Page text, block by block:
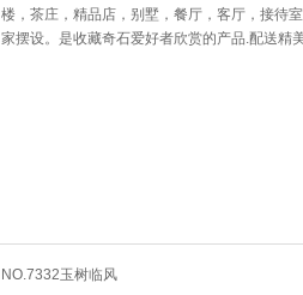
楼，茶庄，精品店，别墅，餐厅，客厅，接待
家摆设。是收藏奇石爱好者欣赏的产品.配送精
NO.7332玉树临风